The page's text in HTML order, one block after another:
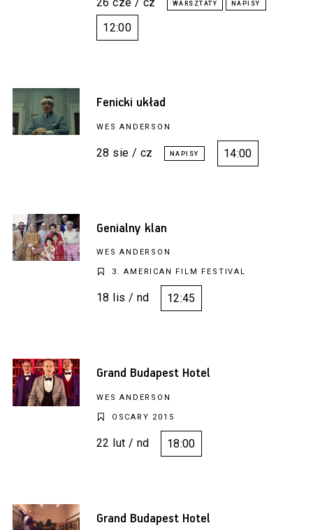
12:00
Fenicki układ
WES ANDERSON
28 sie / cz 14:00
Genialny klan
WES ANDERSON
3. AMERICAN FILM FESTIVAL
18 lis / nd 12:45
Grand Budapest Hotel
WES ANDERSON
OSCARY 2015
22 lut / nd 18:00
Grand Budapest Hotel